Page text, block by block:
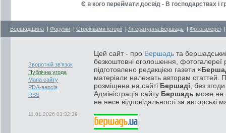
Є в кого переймати досвід - В господарствах
Бершадщина | Форуми | Сторінками історії | Літературна Бершадь | Фотогалереї
Зворотній зв'язок
Публічна угода
Мапа сайту
PDA-версія
RSS
11.01.2026 03:32:39
Цей сайт - про Бершадь та
безкоштовні оголошення, фотогалереї
підготовлено редакцією газети
матеріали належать авторам статтей.
розміщена на сайті Бершаді , без
Адміністрація сайту Бершадь може не
не несе відповідальності за авторські